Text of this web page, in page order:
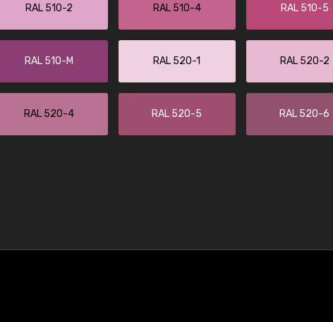
RAL 510-2 RAL 510-4 RAL 510-5
RAL 510-M RAL 520-1 RAL 520-2
RAL 520-4 RAL 520-5 RAL 520-6